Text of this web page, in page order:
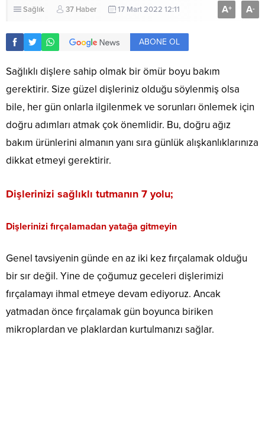
Sağlık 37 Haber 17 Mart 2022 12:11 A+ A-
ABONE OL
Sağlıklı dişlere sahip olmak bir ömür boyu bakım
gerektirir. Size güzel dişleriniz olduğu söylenmiş olsa
bile, her gün onlarla ilgilenmek ve sorunları önlemek için
doğru adımları atmak çok önemlidir. Bu, doğru ağız
bakım ürünlerini almanın yanı sıra günlük alışkanlıklarınıza
dikkat etmeyi gerektirir.
Dişlerinizi sağlıklı tutmanın 7 yolu;
Dişlerinizi fırçalamadan yatağa gitmeyin
Genel tavsiyenin günde en az iki kez fırçalamak olduğu
bir sır değil. Yine de çoğumuz geceleri dişlerimizi
fırçalamayı ihmal etmeye devam ediyoruz. Ancak
yatmadan önce fırçalamak gün boyunca biriken
mikroplardan ve plaklardan kurtulmanızı sağlar.